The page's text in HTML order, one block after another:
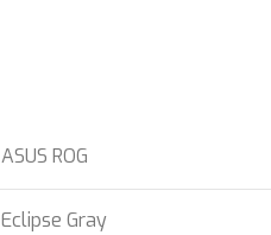
ASUS ROG
Eclipse Gray